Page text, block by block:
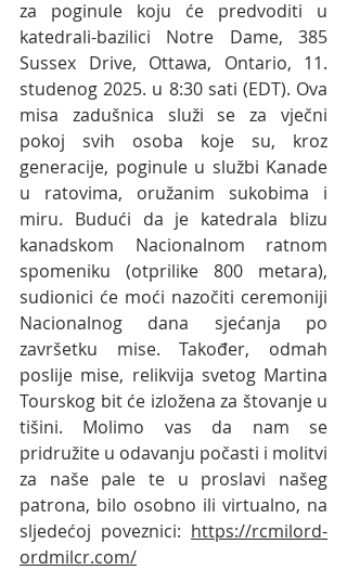
za poginule koju će predvoditi u
katedrali-bazilici Notre Dame, 385
Sussex Drive, Ottawa, Ontario, 11.
studenog 2025. u 8:30 sati (EDT). Ova
misa zadušnica služi se za vječni
pokoj svih osoba koje su, kroz
generacije, poginule u službi Kanade
u ratovima, oružanim sukobima i
miru. Budući da je katedrala blizu
kanadskom Nacionalnom ratnom
spomeniku (otprilike 800 metara),
sudionici će moći nazočiti ceremoniji
Nacionalnog dana sjećanja po
završetku mise. Također, odmah
poslije mise, relikvija svetog Martina
Tourskog bit će izložena za štovanje u
tišini. Molimo vas da nam se
pridružite u odavanju počasti i molitvi
za naše pale te u proslavi našeg
patrona, bilo osobno ili virtualno, na
sljedećoj poveznici: https://rcmilord-
ordmilcr.com/